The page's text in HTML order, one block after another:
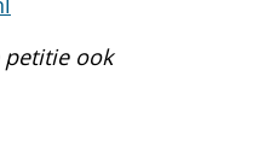
petitie ook